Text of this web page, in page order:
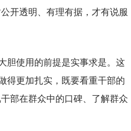
开透明、有理有据，才有说服
使用的前提是实事求是。这
得更加扎实，既要看重干部的
部在群众中的口碑、了解群众